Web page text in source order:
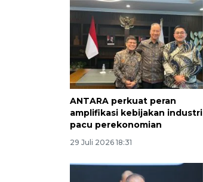
ANTARA perkuat peran
amplifikasi kebijakan industri
pacu perekonomian
29 Juli 2026 18:31